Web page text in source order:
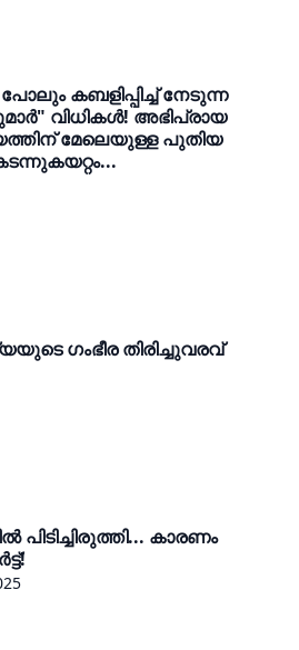
കബളിപ്പിച്ച് നേടുന്ന
വിധികൾ! അഭിപ്രായ
മേലെയുള്ള പുതിയ
ഗംഭീര തിരിച്ചുവരവ്
പിടിച്ചിരുത്തി... കാരണം